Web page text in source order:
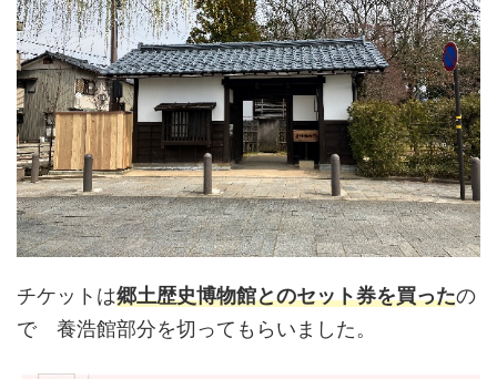
チケットは郷土歴史博物館とのセット券を買ったの
で 養浩館部分を切ってもらいました。